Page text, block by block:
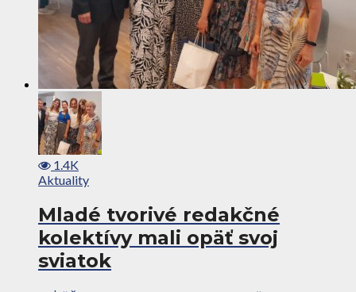
1.4K
Aktuality
Mladé tvorivé redakčné
kolektívy mali opäť svoj
sviatok